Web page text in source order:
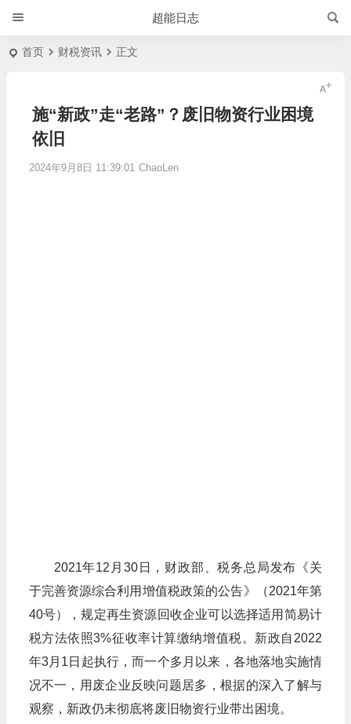
超能日志
首页 财税资讯 正文
施“新政”走“老路”？废旧物资行业困境
依旧
2024年9月8日 11:39:01 ChaoLen
2021年12月30日，财政部、税务总局发布《关
于完善资源综合利用增值税政策的公告》（2021年第
40号），规定再生资源回收企业可以选择适用简易计
税方法依照3%征收率计算缴纳增值税。新政自2022
年3月1日起执行，而一个多月以来，各地落地实施情
况不一，用废企业反映问题居多，根据的深入了解与
观察，新政仍未彻底将废旧物资行业带出困境。